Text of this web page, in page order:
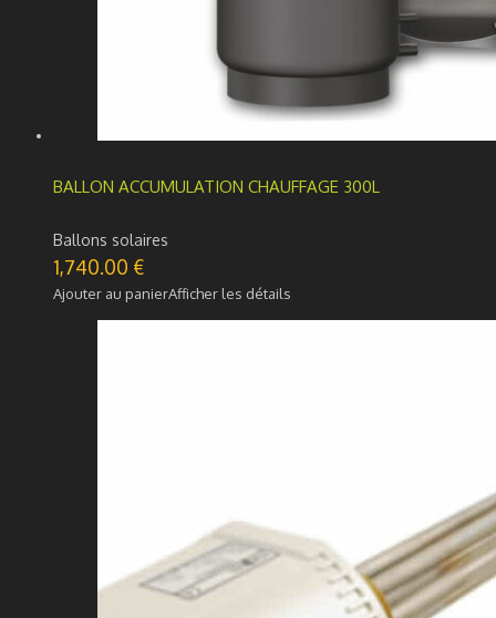
BALLON ACCUMULATION CHAUFFAGE 300L
Ballons solaires
1,740.00 €
Ajouter au panierAfficher les détails